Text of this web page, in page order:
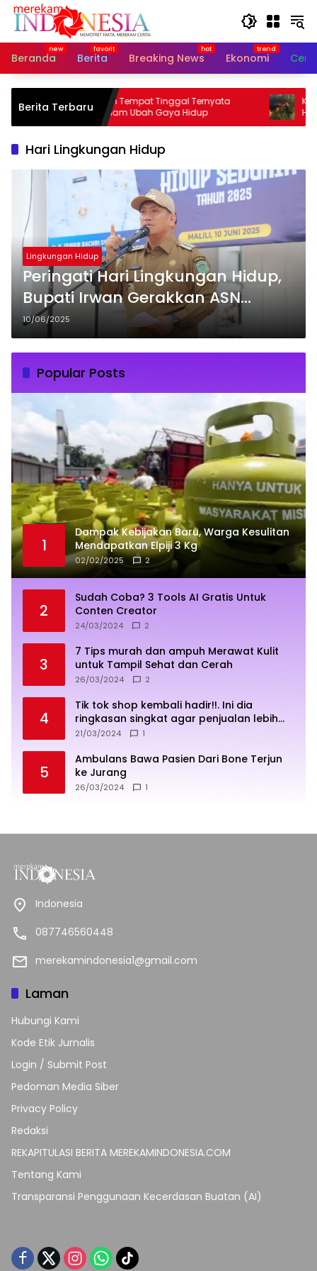
Langsung
Beranda
Berita Breaking News Ekonomi
Berita Terbaru
Pengaruh Tempat Tinggal Ternyata
Diam-diam Ubah Gaya Hidup
Hektare
Hari Lingkungan Hidup
Lingkungan Hidup
Peringati Hari Lingkungan Hidup,
Bupati Irwan Gerakkan ASN
Kurangi Sampah Plastik
10/06/2025
Popular Posts
1
Dampak Kebijakan Baru, Warga Kesulitan
Mendapatkan Elpiji 3 Kg
02/02/2025 2
2
Sudah Coba? 3 Tools AI Gratis Untuk
Conten Creator
24/03/2024 2
3
7 Tips murah dan ampuh Merawat Kulit
untuk Tampil Sehat dan Cerah
26/03/2024 2
4
Tik tok shop kembali hadir!!. Ini dia
ringkasan singkat agar penjualan lebih
sukses
21/03/2024 1
5
Ambulans Bawa Pasien Dari Bone Terjun
ke Jurang
26/03/2024 1
Indonesia
087746560448
merekamindonesia1@gmail.com
Laman
Hubungi Kami
Kode Etik Jurnalis
Login / Submit Post
Pedoman Media Siber
Privacy Policy
Redaksi
REKAPITULASI BERITA MEREKAMINDONESIA.COM
Tentang Kami
Transparansi Penggunaan Kecerdasan Buatan (AI)